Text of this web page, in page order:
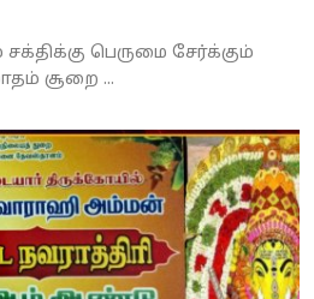
பெருமை சேர்க்கும்
சூறை ...